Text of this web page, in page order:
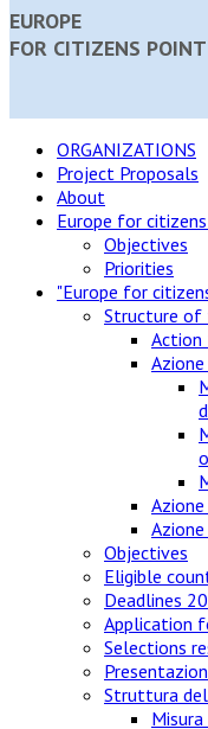
EUROPE
FOR CITIZENS POINT
ORGANIZATIONS
Project Proposals
About
Europe for
Objectives
Priorities
"Europe for
Structure of
Action
Objectives
Eligible
Deadlines
Application
Selections
Struttura